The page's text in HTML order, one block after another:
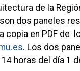
de la
dos paneles
copia en PDF de
. Los dos
horas del día 1